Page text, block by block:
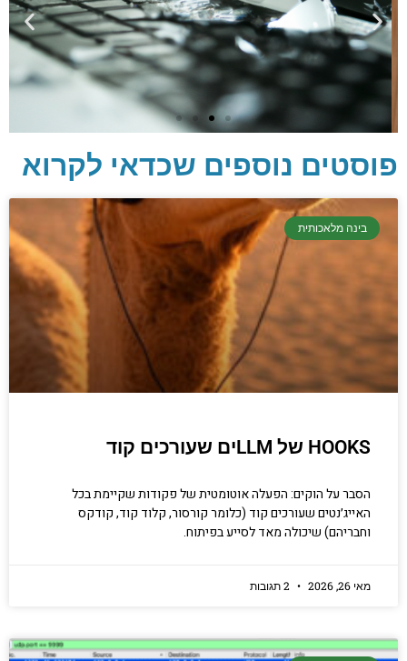
קריפטוגרפיה, ביצועים, אבטחת מידע ומידע
יסודי וחשוב שגם מתכנתים מנוסים לא תמיד
יודעים.
הכנסו עכשיו
פוסטים נוספים שכדאי לקרוא
בינה מלאכותית
HOOKS של LLMים שעורכים קוד
הסבר על הוקים: הפעלה אוטומטית של פקודות שקיימת בכל
האייג׳נטים שעורכים קוד (כלומר קורסור, קלוד קוד, קודקס
וחבריהם) שיכולה מאד לסייע בפיתוח.
מאי 26, 2026